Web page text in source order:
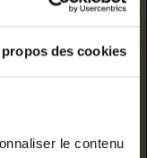
propos des cookies
le contenu
compris)